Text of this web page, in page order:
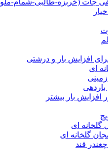
جات (خربزه-طالبی-شمام-
افزایش بار و درشتی
ای
باردهی
افزایش بار بیشتر
گلخانه ای
گلخانه ای
قند